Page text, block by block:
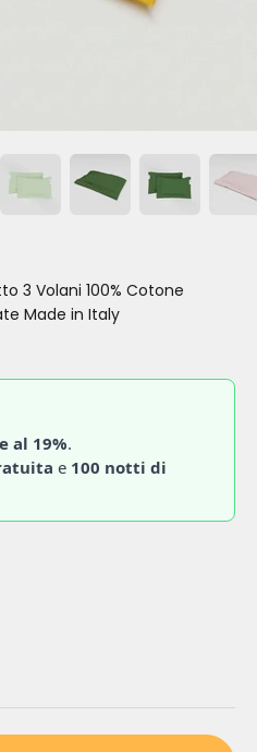
3 Volani 100% Cotone
Made in Italy
al 19%.
e 100 notti di